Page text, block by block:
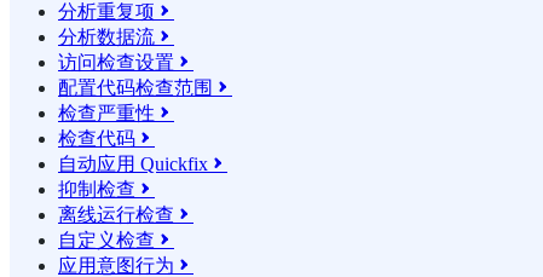
分析重复项 
分析数据流 
访问检查设置 
配置代码检查范围 
检查严重性 
检查代码 
自动应用 Quickfix 
抑制检查 
离线运行检查 
自定义检查 
应用意图行为 